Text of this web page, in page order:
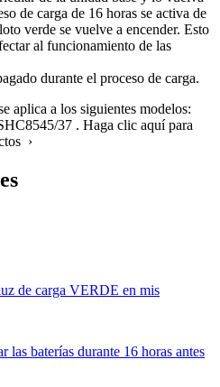
de carga de 16 horas se activa de
verde se vuelve a encender. Esto
al funcionamiento de las
durante el proceso de carga.
aplica a los siguientes modelos:
37 . Haga clic aquí para
›
de carga VERDE en mis
las baterías durante 16 horas antes